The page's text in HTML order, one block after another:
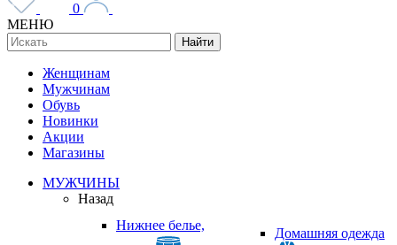
0
МЕНЮ
Найти
Женщинам
Мужчинам
Обувь
Новинки
Акции
Магазины
МУЖЧИНЫ
Назад
Нижнее белье,
Домашняя одежда